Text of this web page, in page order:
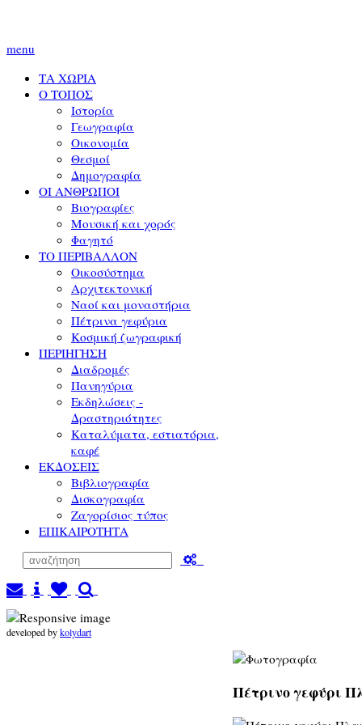
menu
ΤΑ ΧΩΡΙΑ
Ο ΤΟΠΟΣ
Ιστορία
Γεωγραφία
Οικονομία
Θεσμοί
Δημογραφία
ΟΙ ΑΝΘΡΩΠΟΙ
Βιογραφίες
Μουσική και χορός
Φαγητό
ΤΟ ΠΕΡΙΒΑΛΛΟΝ
Οικοσύστημα
Αρχιτεκτονική
Ναοί και μοναστήρια
Πέτρινα γεφύρια
Κοσμική ζωγραφική
ΠΕΡΙΗΓΗΣΗ
Διαδρομές
Πανηγύρια
Εκδηλώσεις -
Δραστηριότητες
Καταλύματα, εστιατόρια,
καφέ
ΕΚΔΟΣΕΙΣ
Βιβλιογραφία
Δισκογραφία
Ζαγορίσιος τύπος
ΕΠΙΚΑΙΡΟΤΗΤΑ
developed bykolydart
Πέτρινο γεφύρι